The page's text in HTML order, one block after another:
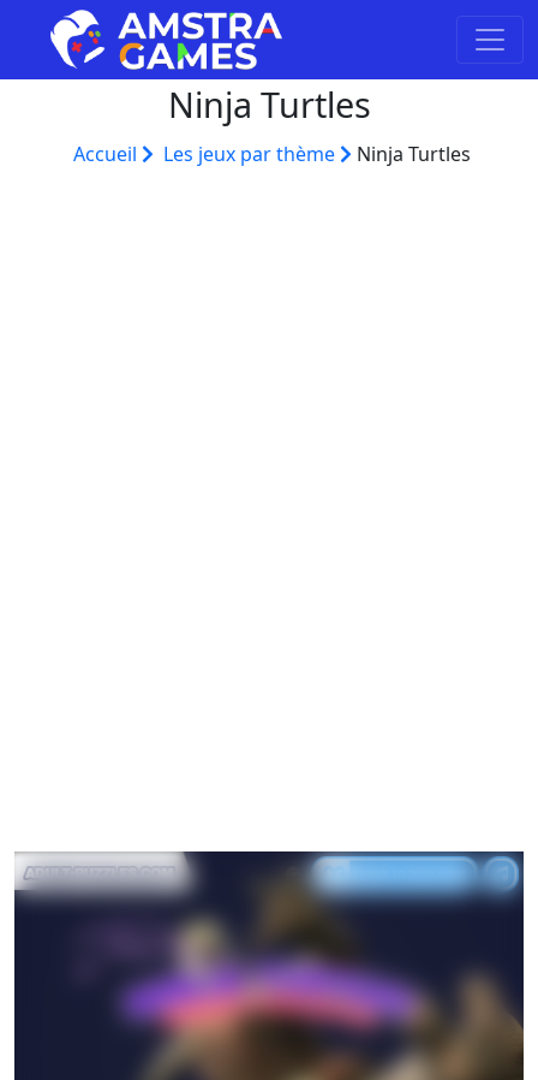
Ninja Turtles
Accueil Les jeux par thème Ninja Turtles